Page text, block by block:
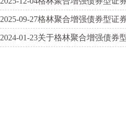
2025-09-27格林聚合增强债券型证
2024-01-23关于格林聚合增强债券